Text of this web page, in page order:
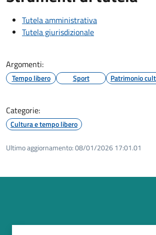
Tutela amministrativa
Tutela giurisdizionale
Argomenti:
Tempo libero Sport Patrimonio
Categorie:
Cultura e tempo libero
Ultimo aggiornamento:08/01/2026 17:01.01